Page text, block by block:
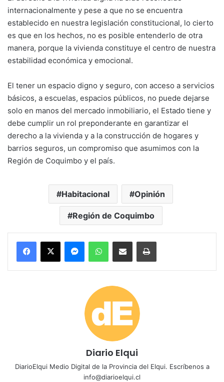
internacionalmente y pese a que no se encuentra
establecido en nuestra legislación constitucional, lo cierto
es que en los hechos, no es posible entenderlo de otra
manera, porque la vivienda constituye el centro de nuestra
estabilidad económica y emocional.
El tener un espacio digno y seguro, con acceso a servicios
básicos, a escuelas, espacios públicos, no puede dejarse
solo en manos del mercado inmobiliario, el Estado tiene y
debe cumplir un rol preponderante en garantizar el
derecho a la vivienda y a la construcción de hogares y
barrios seguros, un compromiso que asumimos con la
Región de Coquimbo y el país.
Habitacional Opinión
Región de Coquimbo
MessengerWhatsAppCompartir por correo electrónicoImprimir
Diario Elqui
DiarioElqui Medio Digital de la Provincia del Elqui. Escríbenos a
info@diarioelqui.cl